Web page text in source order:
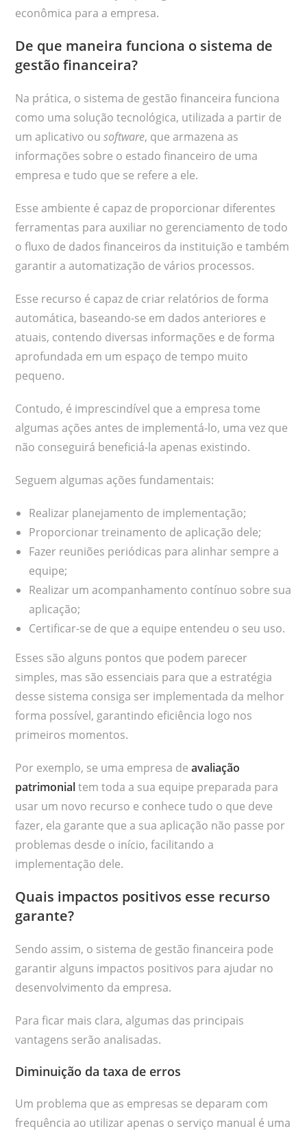
econômica para a empresa.
De que maneira funciona o sistema de
gestão financeira?
Na prática, o sistema de gestão financeira funciona
como uma solução tecnológica, utilizada a partir de
um aplicativo ousoftware, que armazena as
informações sobre o estado financeiro de uma
empresa e tudo que se refere a ele.
Esse ambiente é capaz de proporcionar diferentes
ferramentas para auxiliar no gerenciamento de todo
o fluxo de dados financeiros da instituição e também
garantir a automatização de vários processos.
Esse recurso é capaz de criar relatórios de forma
automática, baseando-se em dados anteriores e
atuais, contendo diversas informações e de forma
aprofundada em um espaço de tempo muito
pequeno.
Contudo, é imprescindível que a empresa tome
algumas ações antes de implementá-lo, uma vez que
não conseguirá beneficiá-la apenas existindo.
Seguem algumas ações fundamentais:
Realizar planejamento de implementação;
Proporcionar treinamento de aplicação dele;
Fazer reuniões periódicas para alinhar sempre a
equipe;
Realizar um acompanhamento contínuo sobre sua
aplicação;
Certificar-se de que a equipe entendeu o seu uso.
Esses são alguns pontos que podem parecer
simples, mas são essenciais para que a estratégia
desse sistema consiga ser implementada da melhor
forma possível, garantindo eficiência logo nos
primeiros momentos.
Por exemplo, se uma empresa deavaliação
patrimonial tem toda a sua equipe preparada para
usar um novo recurso e conhece tudo o que deve
fazer, ela garante que a sua aplicação não passe por
problemas desde o início, facilitando a
implementação dele.
Quais impactos positivos esse recurso
garante?
Sendo assim, o sistema de gestão financeira pode
garantir alguns impactos positivos para ajudar no
desenvolvimento da empresa.
Para ficar mais clara, algumas das principais
vantagens serão analisadas.
Diminuição da taxa de erros
Um problema que as empresas se deparam com
frequência ao utilizar apenas o serviço manual é uma